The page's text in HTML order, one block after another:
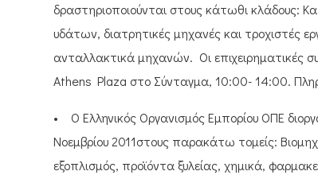
δραστηριοποιούνται στους κάτωθι κλάδους:
υδάτων, διατρητικές μηχανές και τροχιστές
ανταλλακτικά μηχανών. Οι επιχειρηματικές
Athens Plaza στο Σύνταγμα, 10:00- 14:00.
• Ο Ελληνικός Οργανισμός Εμπορίου ΟΠΕ
Νοεμβρίου 2011στους παρακάτω τομείς:
εξοπλισμός, προϊόντα ξυλείας, χημικά,